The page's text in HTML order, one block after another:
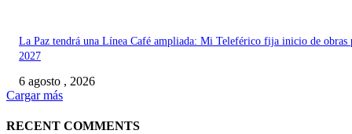
La Paz tendrá una Línea Café ampliada: Mi Teleférico fija inicio de obras
2027
6 agosto , 2026
Cargar más
RECENT COMMENTS